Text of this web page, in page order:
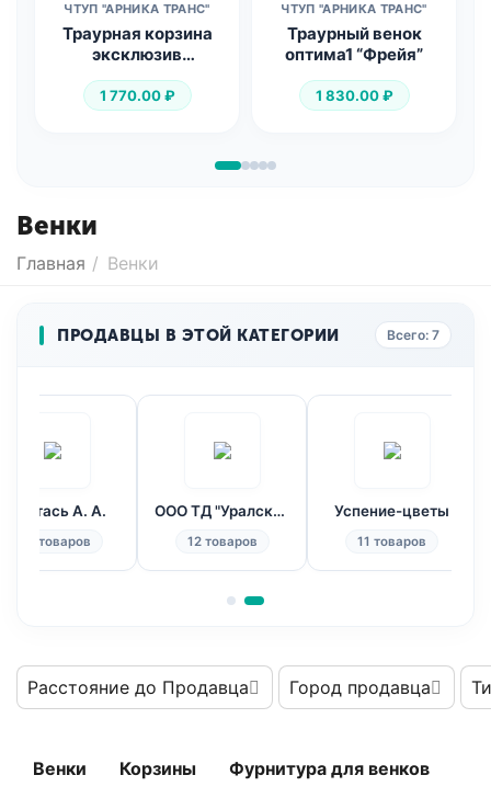
ЧТУП "АРНИКА ТРАНС"
Траурная корзина
эксклюзив
«Лимона»
1 770.00₽
ЧТУП "АРНИКА ТРАНС"
Траурный венок
оптима1 “Фрейя”
1 830.00₽
Венки
Главная / Венки
ПРОДАВЦЫ В ЭТОЙ КАТЕГОРИИ Всего: 7
Стась А. А.
177 товаров
ООО ТД "Уралскала"
12 товаров
Успение-цветы
11 товаров
Расстояние до Продавца Город продавца
Венки Корзины Фурнитура для венков